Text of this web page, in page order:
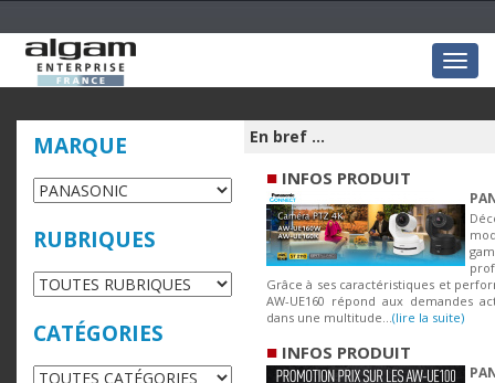
MARQUE
RUBRIQUES
CATÉGORIES
En bref ...
■ INFOS PRODUIT
Grâce à ses caractéristiques et
AW-UE160 répond aux demandes
dans une multitude...(lire la suite)
■ INFOS PRODUIT